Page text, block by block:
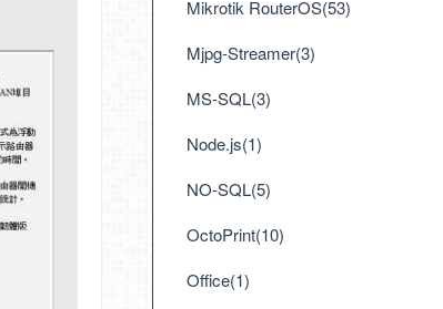
Mikrotik RouterOS(53)
Mjpg-Streamer(3)
MS-SQL(3)
Node.js(1)
NO-SQL(5)
OctoPrint(10)
Office(1)